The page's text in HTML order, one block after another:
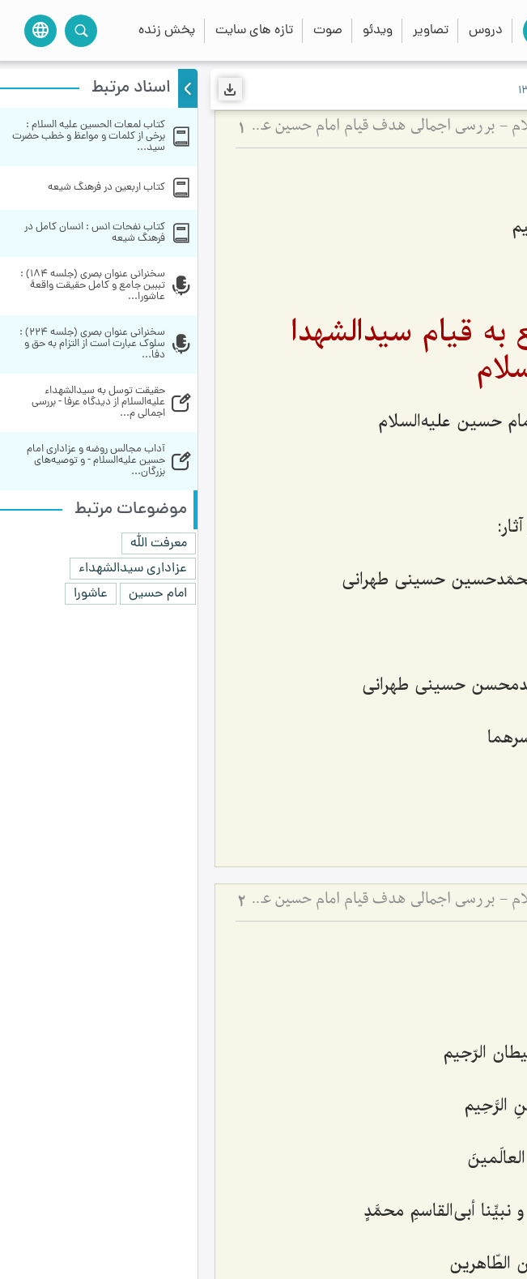
دروس تصاویر ویدئو صوت تازه های سایت پخش زنده language close
دیدگاه‌های مختلف راجع به قیام سیدالشهدا علیه السلام - بررسی اجمالی هدف قیام امام حسین علیه‌السلام 1
قیام سیدالشهدا
حسین علیه‌السلام
حسینی طهرانی
حسینی طهرانی
دیدگاه‌های مختلف راجع به قیام سیدالشهدا علیه السلام - بررسی اجمالی هدف قیام امام حسین علیه‌السلام 2
الرّجیم‌
الرَّحِیم‌
نبیِّنا أبی‌القاسمِ محمَّدٍ
الطّاهرین‌
اسناد مرتبط
سید...
کتاب اربعین در فرهنگ شیعه
فرهنگ شیعه
عاشورا...
دفا...
اجمالی م...
بزرگان...
موضوعات مرتبط
معرفت الله
عزاداری سیدالشهداء
امام حسین
عاشورا